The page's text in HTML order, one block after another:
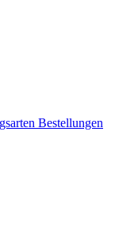
Bestellungen